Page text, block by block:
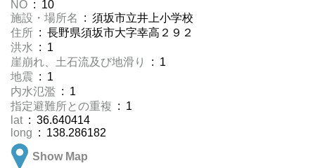
NO : 10
施設・場所名
: 須坂市立井上小学校
住所 : 長野県須坂市大字幸高２９２
洪水
: 1
崖崩れ、土石流及び地滑り
: 1
地震 : 1
内水氾濫 : 1
指定避難所との重複 : 1
lat : 36.640414
long : 138.286182
Show Map